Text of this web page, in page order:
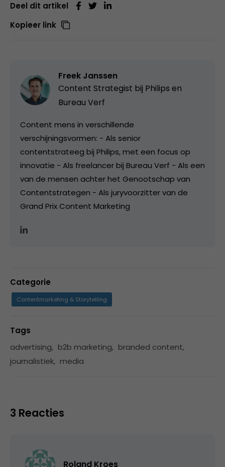
Deel dit artikel
Kopieer link
Freek Janssen
Content Strategist bij Philips en
Bureau Verf
Content mens in verschillende
verschijningsvormen: - Als senior
contentstrateeg bij Philips, met een focus op
innovatie - Als freelancer bij Bureau Verf - Als een
van de mensen achter het Genootschap van
Contentstrategen - Als juryvoorzitter van de
Grand Prix Content Marketing
Categorie
Contentmarketing & Storytelling
Tags
advertising, b2b marketing, branded content,
journalistiek, media
3 Reacties
Roland Kroes